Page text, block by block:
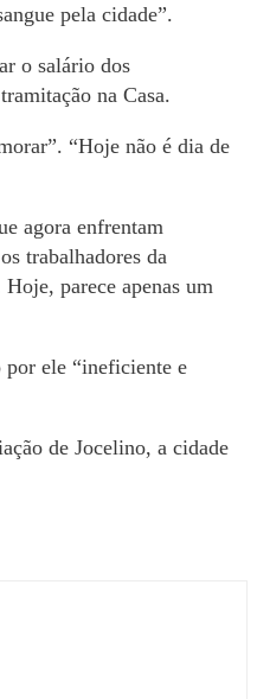
pela cidade”.
o salário dos
na Casa.
“Hoje não é dia de
agora enfrentam
trabalhadores da
parece apenas um
por ele “ineficiente e
de Jocelino, a cidade